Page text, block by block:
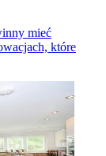
mieć
które